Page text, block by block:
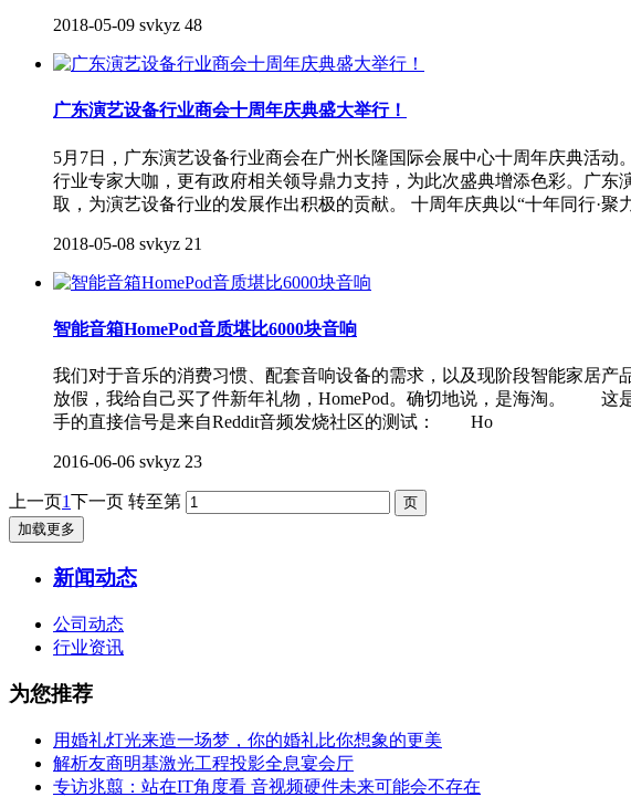
2018-05-09 svkyz 48
广东演艺设备行业商会十周年庆典盛大举行！
5月7日，广东演艺设备行业商会在广州长隆国际会展中心十周年庆典活
行业专家大咖，更有政府相关领导鼎力支持，为此次盛典增添色彩。广
取，为演艺设备行业的发展作出积极的贡献。 十周年庆典以“十年同行·聚
2018-05-08 svkyz 21
智能音箱HomePod音质堪比6000块音响
我们对于音乐的消费习惯、配套音响设备的需求，以及现阶段智能家居
放假，我给自己买了件新年礼物，HomePod。确切地说，是海淘。
手的直接信号是来自Reddit音频发烧社区的测试： Ho
2016-06-06 svkyz 23
上一页1下一页 转至第
加载更多
新闻动态
公司动态
行业资讯
为您推荐
用婚礼灯光来造一场梦，你的婚礼比你想象的更美
解析友商明基激光工程投影全息宴会厅
专访兆翦：站在IT角度看 音视频硬件未来可能会不存在